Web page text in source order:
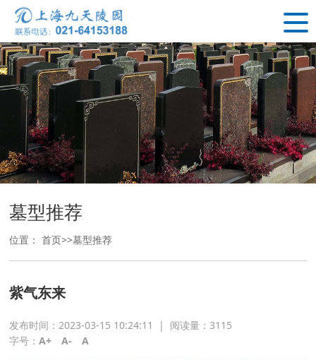
墓型推荐
位置：首页>>墓型推荐
紫气东来
发布时间：2023-03-15 10:24:11 | 阅读量：3115
字号：A+ A- A